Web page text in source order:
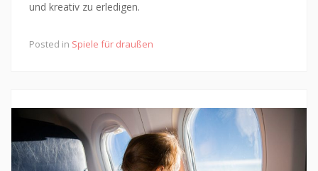
und kreativ zu erledigen.
Posted in Spiele für draußen